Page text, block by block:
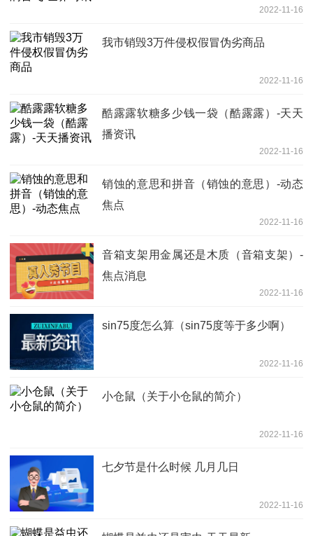
2022-11-16
我市销毁3万件侵权假冒伪劣商品
2022-11-16
酷露露软糖多少钱一袋（酷露露）-天天
播资讯
2022-11-16
销蚀的意思和拼音（销蚀的意思）-动态
焦点
2022-11-16
音箱支架用金属还是木质（音箱支架）-
焦点消息
2022-11-16
sin75度怎么算（sin75度等于多少啊）
2022-11-16
小仓鼠（关于小仓鼠的简介）
2022-11-16
七夕节是什么时候 几月几日
2022-11-16